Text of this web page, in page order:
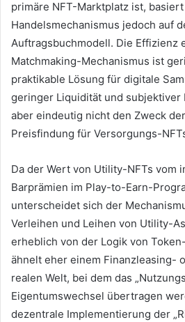
primäre NFT-Marktplatz ist,
Handelsmechanismus jedoch auf
Auftragsbuchmodell. Die Effizienz
Matchmaking-Mechanismus ist
praktikable Lösung für digitale
geringer Liquidität und
aber eindeutig nicht den Zweck
Preisfindung für Versorgungs-
Da der Wert von Utility-NFTs vom
Barprämien im Play-to-Earn-
unterscheidet sich der
Verleihen und Leihen von Utility-
erheblich von der Logik von
ähnelt eher einem Finanzleasing-
realen Welt, bei dem das
Eigentumswechsel übertragen
dezentrale Implementierung der